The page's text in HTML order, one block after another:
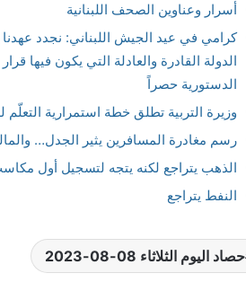
أسرار وعناوين الصحف اللبنانية
كرامي في عيد الجيش اللبناني: نجدد
الدولة القادرة والعادلة التي يكون فيها
الدستورية حصراً
وزيرة التربية تطلق خطة استمرارية التعلّم للعام
رسم مغادرة المسافرين يثير الجدل…
الذهب يتراجع لكنه يتجه لتسجيل أول
النفط يتراجع
حصاد اليوم الثلاثاء 08-08-2023